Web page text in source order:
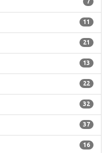
11
21
13
22
32
37
16